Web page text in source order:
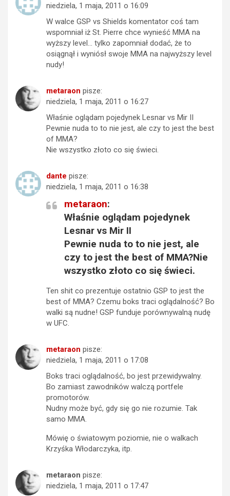
niedziela, 1 maja, 2011 o 16:09
W walce GSP vs Shields komentator coś tam
wspomniał iż St. Pierre chce wynieść MMA na
wyższy level… tylko zapomniał dodać, że to
osiągnął i wyniósł swoje MMA na najwyższy level
nudy!
metaraon pisze:
niedziela, 1 maja, 2011 o 16:27
Właśnie oglądam pojedynek Lesnar vs Mir II
Pewnie nuda to to nie jest, ale czy to jest the best
of MMA?
Nie wszystko złoto co się świeci.
dante pisze:
niedziela, 1 maja, 2011 o 16:38
metaraon:
Właśnie oglądam pojedynek
Lesnar vs Mir II
Pewnie nuda to to nie jest, ale
czy to jest the best of MMA?Nie
wszystko złoto co się świeci.
Ten shit co prezentuje ostatnio GSP to jest the
best of MMA? Czemu boks traci oglądalność? Bo
walki są nudne! GSP funduje porównywalną nudę
w UFC.
metaraon pisze:
niedziela, 1 maja, 2011 o 17:08
Boks traci oglądalność, bo jest przewidywalny.
Bo zamiast zawodników walczą portfele
promotorów.
Nudny może być, gdy się go nie rozumie. Tak
samo MMA.
Mówię o światowym poziomie, nie o walkach
Krzyśka Włodarczyka, itp.
metaraon pisze:
niedziela, 1 maja, 2011 o 17:47